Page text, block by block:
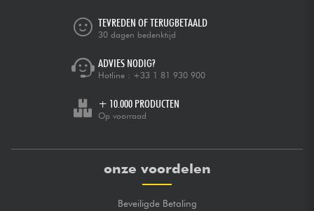
TEVREDEN OF TERUGBETAALD
30 dagen bedenktijd
ADVIES NODIG?
Hotline : +33 1 81 930 900
+ 10.000 PRODUCTEN
Op voorraad
onze voordelen
Beveiligde Betaling